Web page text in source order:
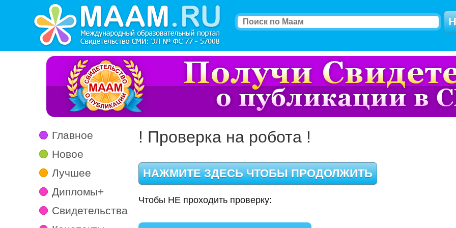
Главное
Новое
Лучшее
Дипломы+
Свидетельства
! Проверка на робота !
Чтобы НЕ проходить проверку: